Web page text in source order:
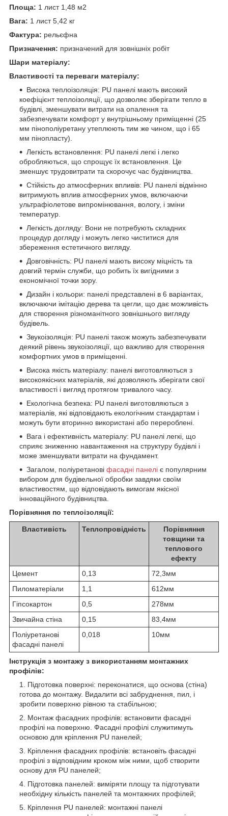
Площа: 1 лист 1,48 м2
Вага: 1 лист 5,42 кг
Фактура: рельєфна
Призначення: призначений для зовнішніх робіт
Шари матеріалу:
Властивості та переваги матеріалу:
Висока теплоізоляція: PU панелі мають високий
коефіцієнт теплоізоляції, що дозволяє зберігати тепло в
будівлі, зменшувати витрати на опалення та
забезпечувати комфорт у внутрішньому приміщенні (25
мм пінополіуретану утеплюють тим же чином, що і 65
мм пінопласту).
Легкість встановлення: PU панелі легкі і легко
обробляються, що спрощує їх встановлення. Це
зменшує трудовитрати та скорочує час будівництва.
Стійкість до атмосферних впливів: PU панелі відмінно
витримують вплив атмосферних умов, включаючи
ультрафіолетове випромінювання, вологу, і зміни
температур.
Легкість догляду: Вони не потребують складних
процедур догляду і можуть легко чиститися для
збереження естетичного вигляду.
Довговічність: PU панелі мають високу міцність та
довгий термін служби, що робить їх вигідними з
економічної точки зору.
Дизайн і кольори: панелі представлені в 6 варіантах,
включаючи імітацію дерева та цегли, що дає можливість
для створення різноманітного зовнішнього вигляду
будівель.
Звукоізоляція: PU панелі також можуть забезпечувати
деякий рівень звукоізоляції, що важливо для створення
комфортних умов в приміщенні.
Висока якість матеріалу: панелі виготовляються з
високоякісних матеріалів, які дозволяють зберігати свої
властивості і вигляд протягом тривалого часу.
Екологічна безпека: PU панелі виготовляються з
матеріалів, які відповідають екологічним стандартам і
можуть бути вторинно використані або перероблені.
Вага і ефективність матеріалу: PU панелі легкі, що
сприяє зниженню навантаження на структуру будівлі і
може зменшувати витрати на фундамент.
Загалом, поліуретанові фасадні панелі є популярним
вибором для будівельної обробки завдяки своїм
властивостям, що відповідають вимогам якісної
інноваційного будівництва.
Порівняння по теплоізоляції:
Властивість Теплопровідність
Порівняння
товщини та
теплового
ефекту
Цемент
0,13
72,3мм
Пиломатеріали
1,1
612мм
Гіпсокартон
0,5
278мм
Звичайна стіна
0,15
83,4мм
Поліуретанові
фасадні панелі
0,018 10мм
Інструкція з монтажу з використанням монтажних
профілів:
Підготовка поверхні: переконатися, що основа (стіна)
готова до монтажу. Видалити всі забруднення, пил, і
зробити поверхню рівною та стабільною;
Монтаж фасадних профілів: встановити фасадні
профілі на поверхню. Фасадні профілі служитимуть
основою для кріплення PU панелей;
Кріплення фасадних профілів: встановіть фасадні
профілі з відповідним кроком між ними, щоб створити
основу для PU панелей;
Підготовка панелей: виміряти площу та підготувати
необхідну кількість панелей та монтажних профілей;
Кріплення PU панелей: монтажні панелі